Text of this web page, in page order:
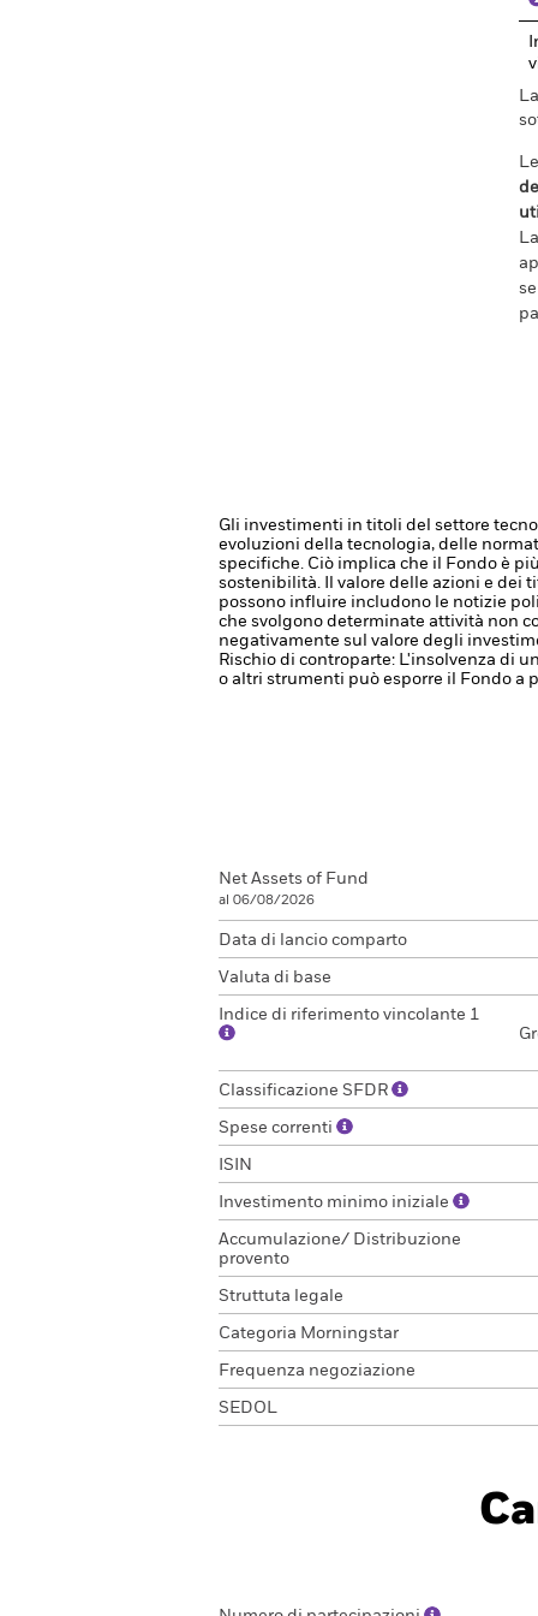
Gli investimenti in titoli del settore
evoluzioni della tecnologia, delle
specifiche. Ciò implica che il Fondo è
sostenibilità.
Il valore delle azioni e
possono influire includono le notizie
che svolgono determinate attività non
negativamente sul valore degli
Rischio di controparte: L'insolvenza di
o altri strumenti può esporre il Fondo a
Net Assets of Fund
al 06/08/2026
Data di lancio comparto
Valuta di base
Indice di riferimento vincolante 1
Classificazione SFDR
Spese correnti
ISIN
Investimento minimo iniziale
Accumulazione/ Distribuzione
provento
Struttuta legale
Categoria Morningstar
Frequenza negoziazione
SEDOL